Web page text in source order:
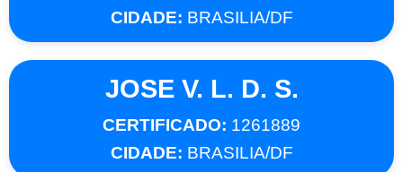
CIDADE: BRASILIA/DF
JOSE V. L. D. S.
CERTIFICADO: 1261889
CIDADE: BRASILIA/DF